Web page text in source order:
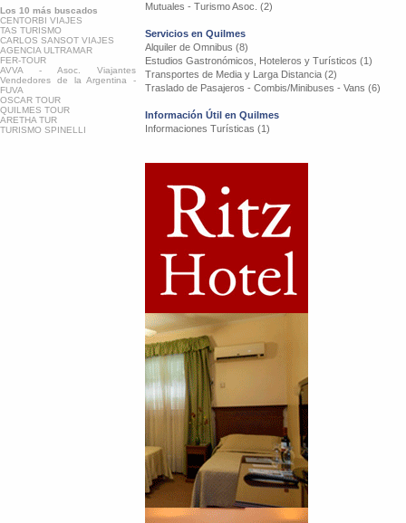
Los 10 más buscados
CENTORBI VIAJES
TAS TURISMO
CARLOS SANSOT VIAJES
AGENCIA ULTRAMAR
FER-TOUR
AVVA - Asoc. Viajantes
Vendedores de la Argentina -
FUVA
OSCAR TOUR
QUILMES TOUR
ARETHA TUR
TURISMO SPINELLI
Mutuales - Turismo Asoc. (2)
Servicios en Quilmes
Alquiler de Omnibus (8)
Estudios Gastronómicos, Hoteleros y Turísticos (1)
Transportes de Media y Larga Distancia (2)
Traslado de Pasajeros - Combis/Minibuses - Vans (6)
Información Útil en Quilmes
Informaciones Turísticas (1)